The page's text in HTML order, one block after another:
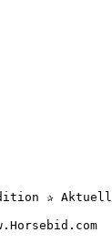
✰